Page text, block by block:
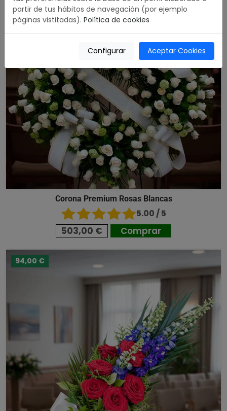
Corona Premium Rosas Blancas
5.00 / 5
503,00 € Comprar
94,00 €
partir de tus hábitos de navegación (por ejemplo
páginas vistitadas). Política de cookies
Configurar Aceptar Cookies